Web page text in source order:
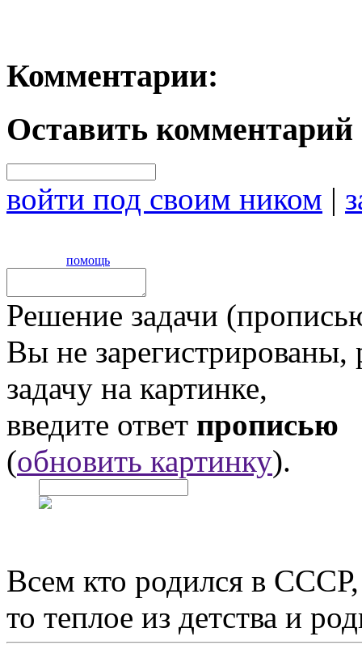
Комментарии:
Оставить комментарий
войти под своим ником |
помощь
Решение задачи
Вы не
задачу на картинке,
введите ответ прописью
(обновить картинку).
Всем кто родился в
то теплое из детства и